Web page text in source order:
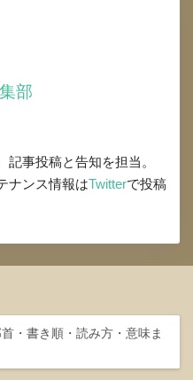
部
事投稿と告知を担当。
ナンス情報はTwitterで投稿
首・書き順・読み方・意味ま